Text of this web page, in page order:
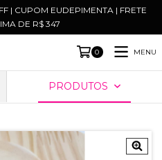
| CUPOM EUDEPIMENTA | FRETE
DE R$ 347
0 MENU
PRODUTOS